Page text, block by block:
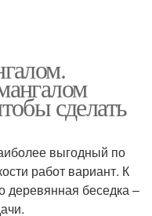
сделать
выгодный по
работ вариант. К
деревянная беседка –